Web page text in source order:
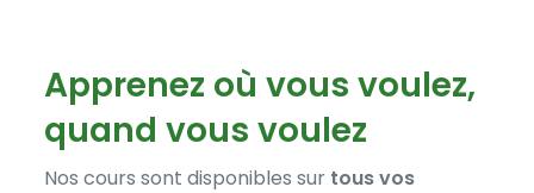
Apprenez où vous voulez,
quand vous voulez
Nos cours sont disponibles sur tous vos